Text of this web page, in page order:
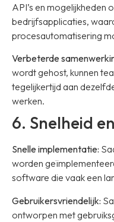
API’s en mogelijkheden
bedrijfsapplicaties,
procesautomatisering
Verbeterde
wordt gehost, kunnen
tegelijkertijd aan
werken.
6. Snelheid
Snelle implementatie:
worden
software die vaak een
Gebruikersvriendelijk:
ontworpen met